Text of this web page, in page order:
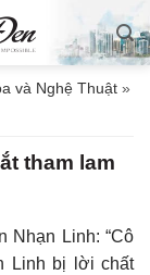
và Nghệ Thuật »
tham lam
Nhạn Linh: “Cô
Linh bị lời chất